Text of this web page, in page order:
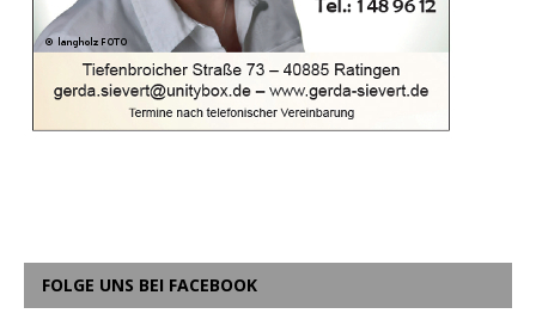
FOLGE UNS BEI FACEBOOK